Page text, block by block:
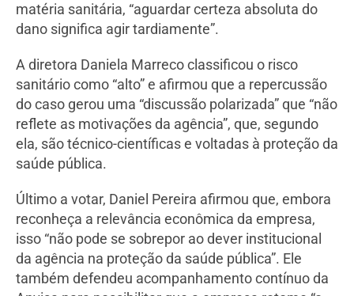
matéria sanitária, “aguardar certeza absoluta do
dano significa agir tardiamente”.
A diretora Daniela Marreco classificou o risco
sanitário como “alto” e afirmou que a repercussão
do caso gerou uma “discussão polarizada” que “não
reflete as motivações da agência”, que, segundo
ela, são técnico-científicas e voltadas à proteção da
saúde pública.
Último a votar, Daniel Pereira afirmou que, embora
reconheça a relevância econômica da empresa,
isso “não pode se sobrepor ao dever institucional
da agência na proteção da saúde pública”. Ele
também defendeu acompanhamento contínuo da